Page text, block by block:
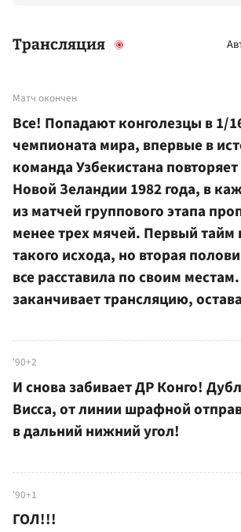
Трансляция
Матч окончен
Все! Попадают конголезцы в 1/
чемпионата мира, впервые в
команда Узбекистана
Новой Зеландии 1982 года, в
из матчей группового этапа
менее трех мячей. Первый
такого исхода, но вторая
все расставила по своим
заканчивает трансляцию,
'90+2
И снова забивает ДР Конго!
Висса, от линии шрафной
в дальний нижний угол!
'90+1
ГОЛ!!!